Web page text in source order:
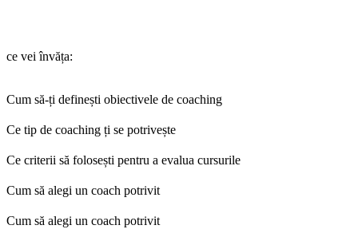
ce vei învăța:
Cum să-ți definești obiectivele de coaching
Ce tip de coaching ți se potrivește
Ce criterii să folosești pentru a evalua cursurile
Cum să alegi un coach potrivit
Cum să alegi un coach potrivit